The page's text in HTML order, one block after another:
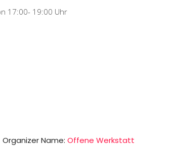
17:00- 19:00 Uhr
Organizer Name: Offene Werkstatt